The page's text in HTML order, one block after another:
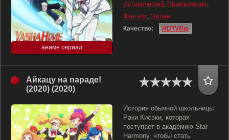
аниме сериал
Исторический, Приключения,
Фэнтези, Экшен
Качество:
HDTVRip
Айкацу на параде!
(2020) (2020)
История обычной школьницы
Раки Кисэки, которая
поступает в академию Star
Harmony, чтобы стать